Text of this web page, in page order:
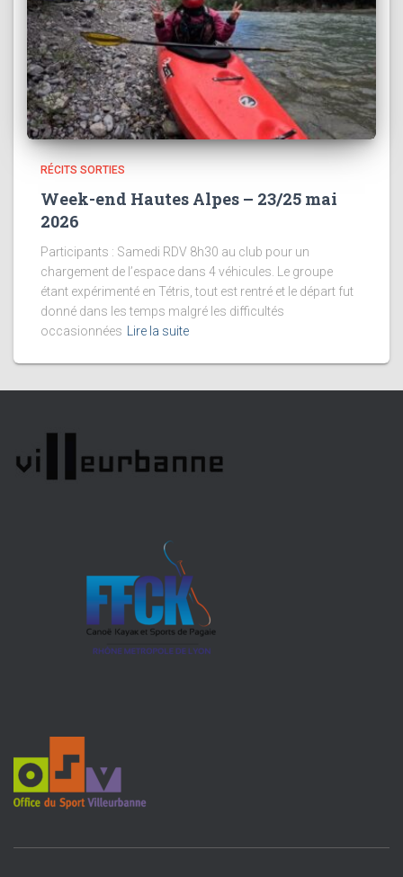
RÉCITS SORTIES
Week-end Hautes Alpes – 23/25 mai
2026
Participants : Samedi RDV 8h30 au club pour un
chargement de l’espace dans 4 véhicules. Le groupe
étant expérimenté en Tétris, tout est rentré et le départ fut
donné dans les temps malgré les difficultés
occasionnées Lire la suite